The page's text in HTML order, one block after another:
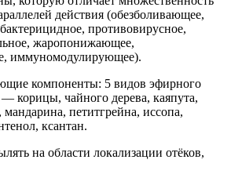
действия (обезболивающее,
противовирусное,
жаропонижающее,
иммуномодулирующее).
компоненты: 5 видов эфирного
корицы, чайного дерева, каяпута,
петитгрейна, иссопа,
ксантан.
на области локализации отёков,